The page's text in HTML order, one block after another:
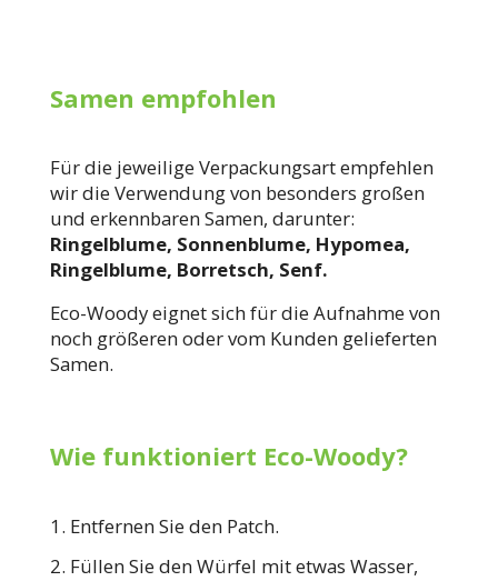
Samen empfohlen
Für die jeweilige Verpackungsart empfehlen
wir die Verwendung von besonders großen
und erkennbaren Samen, darunter:
Ringelblume, Sonnenblume, Hypomea,
Ringelblume, Borretsch, Senf.
Eco-Woody eignet sich für die Aufnahme von
noch größeren oder vom Kunden gelieferten
Samen.
Wie funktioniert Eco-Woody?
Entfernen Sie den Patch.
Füllen Sie den Würfel mit etwas Wasser,